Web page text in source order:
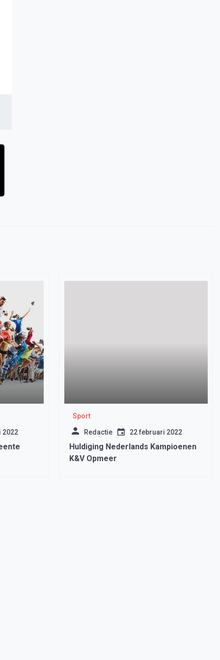
2022
Sport
Redactie 22 februari 2022
Huldiging Nederlands Kampioenen
K&V Opmeer